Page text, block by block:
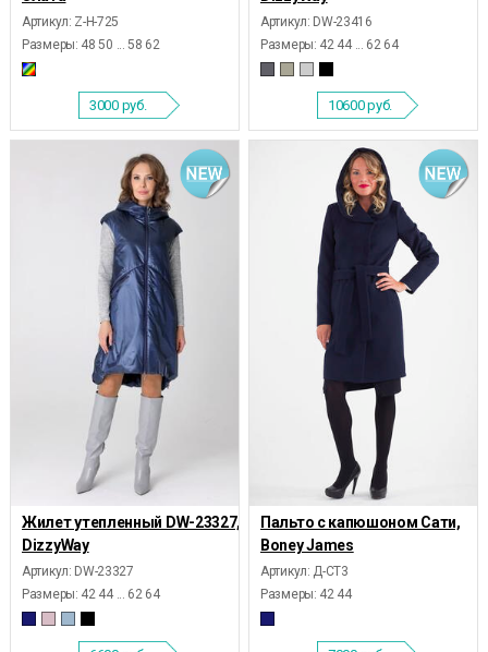
Артикул: Z-Н-725
Размеры: 48 50 ... 58 62
3000 руб.
Артикул: DW-23416
Размеры: 42 44 ... 62 64
10600руб.
Жилет утепленный DW-23327,
DizzyWay
Артикул: DW-23327
Размеры: 42 44 ... 62 64
Пальто с капюшоном Сати,
Boney James
Артикул: Д-СТ3
Размеры: 42 44